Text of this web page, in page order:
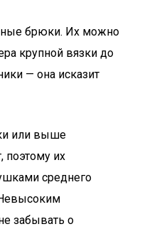
брюки. Их можно
крупной вязки до
— она исказит
или выше
поэтому их
среднего
забывать о